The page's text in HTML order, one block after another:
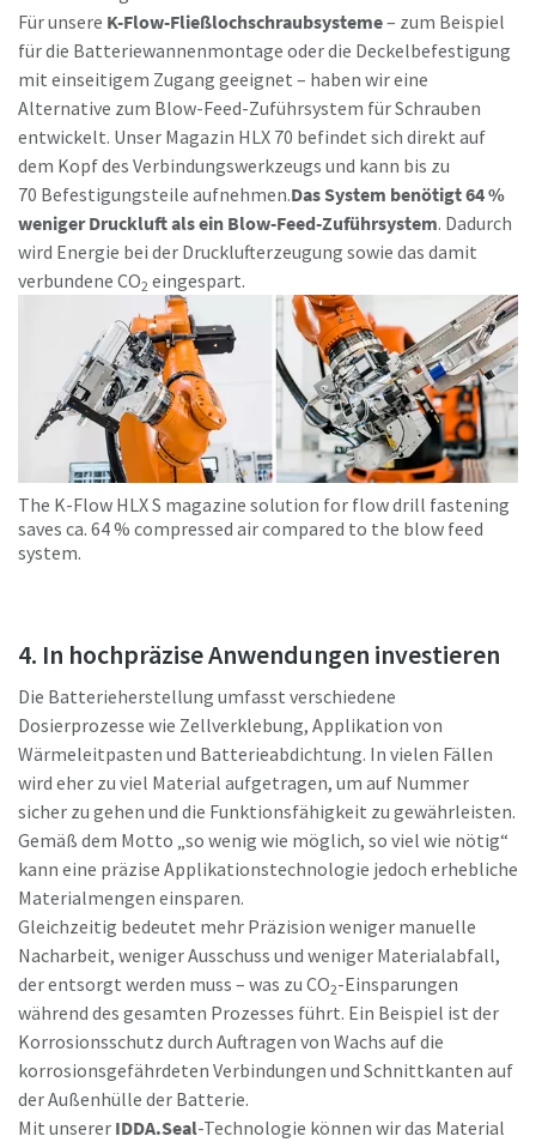
Für unsere K-Flow-Fließlochschraubsysteme– zum Beispiel
für die Batteriewannenmontage oder die Deckelbefestigung
mit einseitigem Zugang geeignet – haben wir eine
Alternative zum Blow-Feed-Zuführsystem für Schrauben
entwickelt. Unser Magazin HLX 70 befindet sich direkt auf
dem Kopf des Verbindungswerkzeugs und kann bis zu
70 Befestigungsteile aufnehmen.Das System benötigt 64 %
weniger Druckluft als ein Blow-Feed-Zuführsystem. Dadurch
wird Energie bei der Drucklufterzeugung sowie das damit
verbundene CO2 eingespart.
The K-Flow HLX S magazine solution for flow drill fastening
saves ca. 64 % compressed air compared to the blow feed
system.
4. In hochpräzise Anwendungen investieren
Die Batterieherstellung umfasst verschiedene
Dosierprozesse wie Zellverklebung, Applikation von
Wärmeleitpasten und Batterieabdichtung. In vielen Fällen
wird eher zu viel Material aufgetragen, um auf Nummer
sicher zu gehen und die Funktionsfähigkeit zu gewährleisten.
Gemäß dem Motto „so wenig wie möglich, so viel wie nötig“
kann eine präzise Applikationstechnologie jedoch erhebliche
Materialmengen einsparen.
Gleichzeitig bedeutet mehr Präzision weniger manuelle
Nacharbeit, weniger Ausschuss und weniger Materialabfall,
der entsorgt werden muss – was zu CO2-Einsparungen
während des gesamten Prozesses führt. Ein Beispiel ist der
Korrosionsschutz durch Auftragen von Wachs auf die
korrosionsgefährdeten Verbindungen und Schnittkanten auf
der Außenhülle der Batterie.
Mit unserer IDDA.Seal-Technologie können wir das Material